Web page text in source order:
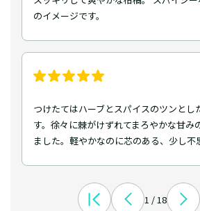
のイメージです。
つけたてはハーブとスパイスのツンとし
す。徐々に棘がけずれてまろやかな甘み
ました。軽やかなのに芯のある、少し不
1 / 18